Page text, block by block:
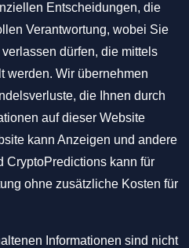
Entscheidungen, die
Verantwortung, wobei Sie
dürfen, die mittels
werden. Wir übernehmen
die Ihnen durch
auf dieser Website
kann Anzeigen und andere
CryptoPredictions kann für
ohne zusätzliche Kosten für
Informationen sind nicht